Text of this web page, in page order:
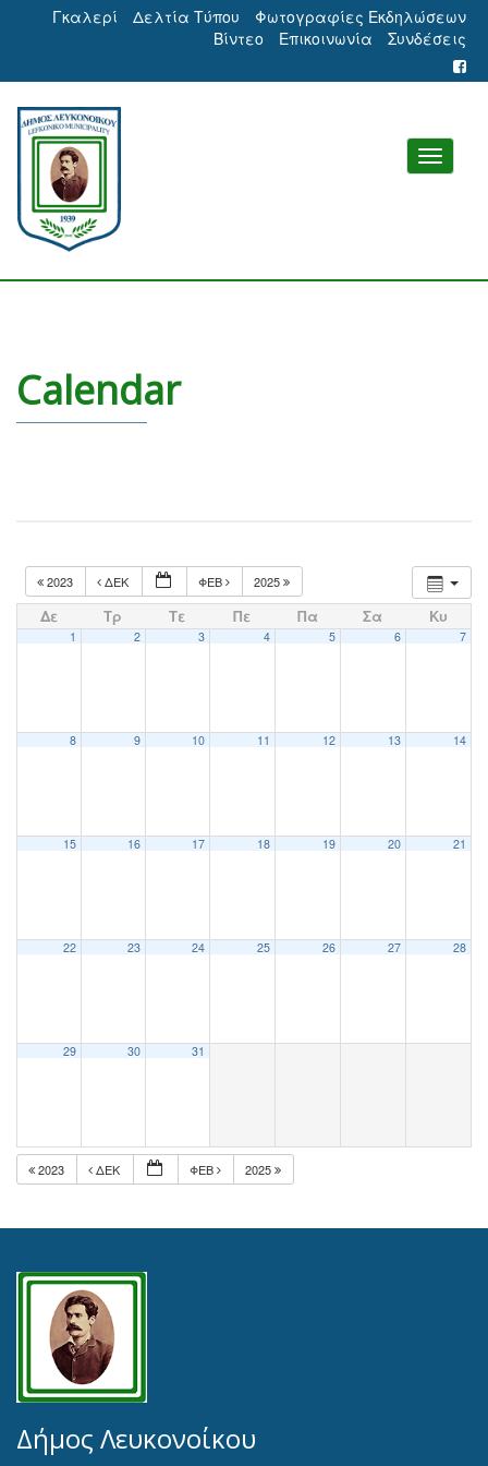
Γκαλερί Δελτία Τύπου
Φωτογραφίες Εκδηλώσεων
Βίντεο
Επικοινωνία Συνδέσεις
Calendar
2023 ΔΕΚ ΦΕΒ 2025
Δε Τρ Τε Πε Πα Σα Κυ
1 2 3 4 5 6 7
8 9 10 11 12 13 14
15 16 17 18 19 20 21
22 23 24 25 26 27 28
29 30 31
2023 ΔΕΚ ΦΕΒ 2025
Δήμος Λευκονοίκου